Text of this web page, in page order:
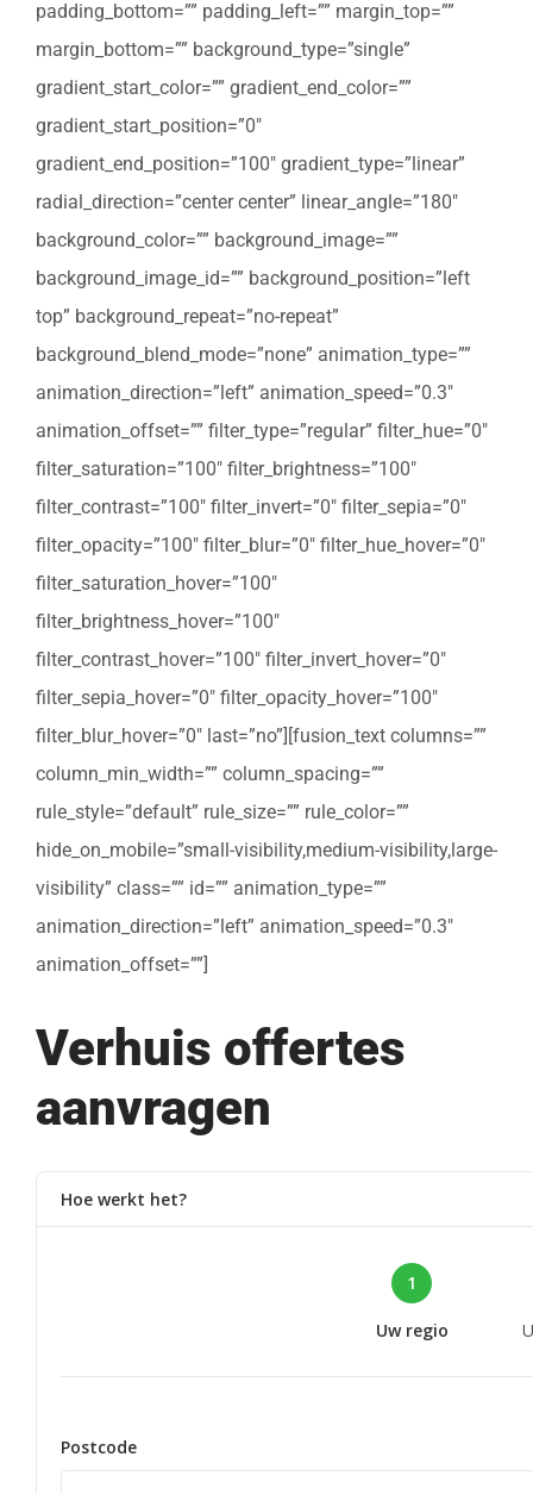
padding_bottom=”” padding_left=”” margin_top=””
margin_bottom=”” background_type=”single”
gradient_start_color=”” gradient_end_color=””
gradient_start_position=”0″
gradient_end_position=”100″ gradient_type=”linear”
radial_direction=”center center” linear_angle=”180″
background_color=”” background_image=””
background_image_id=”” background_position=”left
top” background_repeat=”no-repeat”
background_blend_mode=”none” animation_type=””
animation_direction=”left” animation_speed=”0.3″
animation_offset=”” filter_type=”regular” filter_hue=”0″
filter_saturation=”100″ filter_brightness=”100″
filter_contrast=”100″ filter_invert=”0″ filter_sepia=”0″
filter_opacity=”100″ filter_blur=”0″ filter_hue_hover=”0″
filter_saturation_hover=”100″
filter_brightness_hover=”100″
filter_contrast_hover=”100″ filter_invert_hover=”0″
filter_sepia_hover=”0″ filter_opacity_hover=”100″
filter_blur_hover=”0″ last=”no”][fusion_text columns=””
column_min_width=”” column_spacing=””
rule_style=”default” rule_size=”” rule_color=””
hide_on_mobile=”small-visibility,medium-visibility,large-
visibility” class=”” id=”” animation_type=””
animation_direction=”left” animation_speed=”0.3″
animation_offset=””]
Verhuis offertes
aanvragen